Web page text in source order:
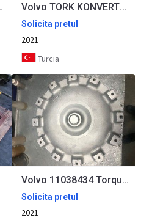
Volvo TORK KONVERTÖR Volvo A40F , A40E, A25E, A30E, A35E, A35F (11038455,17264483)
Solicita pretul
2021
Turcia
Volvo 11038434 Torque converter A25 A30 A35 A40 (D)
Solicita pretul
2021